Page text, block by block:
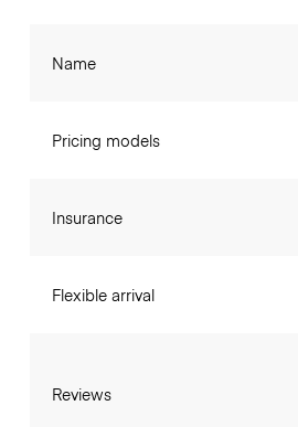
Name
Pricing models
Insurance
Flexible arrival
Reviews